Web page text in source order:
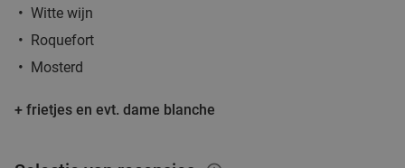
Ibis Brussels Waterloo
Waterloo
Verkocht: 16
3-gangen keuzediner + aperitief bij restaurant
Witte wijn
Roquefort
Mosterd
+ frietjes en evt. dame blanche